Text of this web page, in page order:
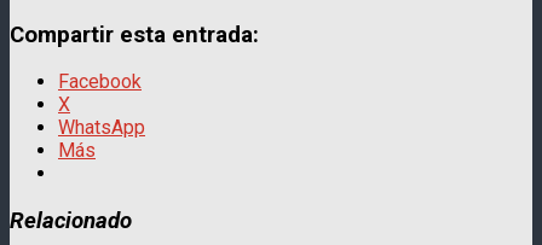
Compartir esta entrada:
Facebook
X
WhatsApp
Más
Relacionado